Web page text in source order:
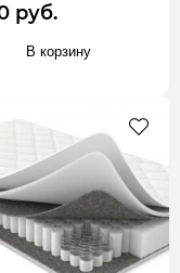
руб.
В корзину